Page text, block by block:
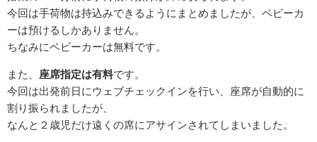
今回は手荷物は持込みできるようにまとめましたが、ベビーカ
ーは預けるしかありません。
ちなみにベビーカーは無料です。
また、 座席指定は有料です。
今回は出発前日にウェブチェックインを行い、座席が自動的に
割り振られましたが、
なんと２歳児だけ遠くの席にアサインされてしまいました。